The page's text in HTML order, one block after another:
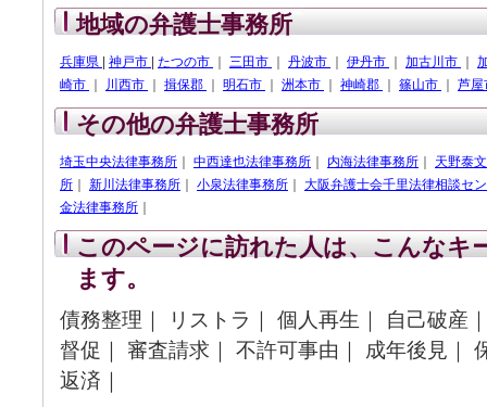
地域の弁護士事務所
兵庫県 神戸市 たつの市 三田市 丹波市 伊丹市 加古川市
崎市
川西市 揖保郡 明石市 洲本市 神崎郡 篠山市 芦
その他の弁護士事務所
埼玉中央法律事務所 中西達也法律事務所 内海法律事務所
天野泰
所
新川法律事務所 小泉法律事務所
大阪弁護士会千里法律相談セ
金法律事務所
このページに訪れた人は、こんなキ
ます。
債務整理｜ リストラ｜ 個人再生｜ 自己破産
督促｜ 審査請求｜ 不許可事由｜ 成年後見｜
返済｜